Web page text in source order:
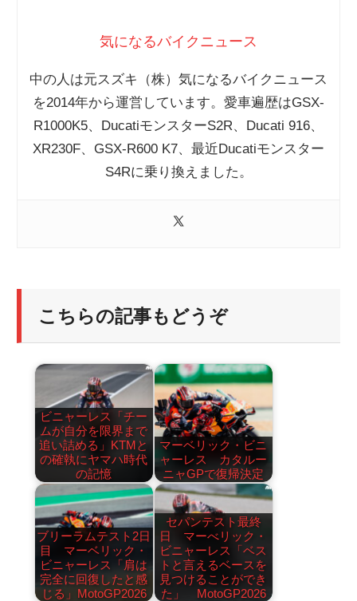
気になるバイクニュース
中の人は元スズキ（株）気になるバイクニュース
を2014年から運営しています。愛車遍歴はGSX-
R1000K5、DucatiモンスターS2R、Ducati 916、
XR230F、GSX-R600 K7、最近Ducatiモンスター
S4Rに乗り換えました。
こちらの記事もどうぞ
ビニャーレス「チー
ムが自分を限界まで
追い詰める」KTMと
の確執にヤマハ時代
の記憶
マーベリック・ビニ
ャーレス カタルー
ニャGPで復帰決定
ブリーラムテスト2日
目 マーベリック・
ビニャーレス「肩は
完全に回復したと感
じる」MotoGP2026
セパンテスト最終
日 マーべリック・
ビニャーレス「ベス
トと言えるベースを
見つけることができ
た」 MotoGP2026